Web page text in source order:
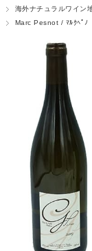
海外ナチュラルワイン
Marc Pesnot / ﾏﾙｸﾍﾟﾉ